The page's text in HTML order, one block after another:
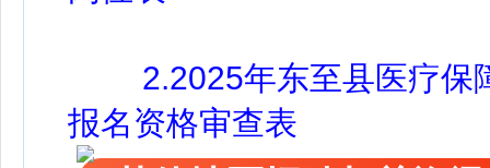
2.2025年东至县医疗保障
报名资格审查表